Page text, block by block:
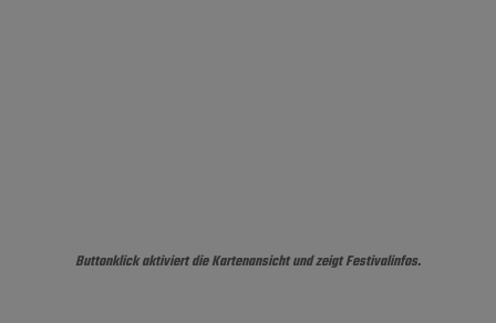
Buttonklick aktiviert die Kartenansicht und zeigt Festivalinfos.